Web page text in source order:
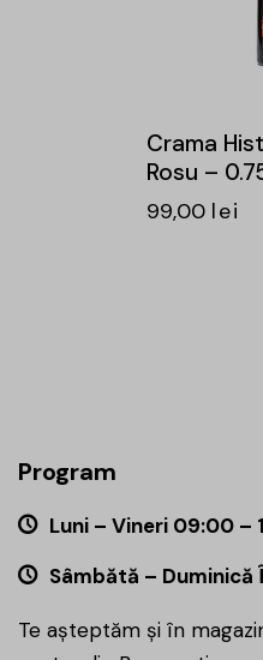
Crama
Rosu –
99,00 lei
Program
Luni – Vineri 09:00 –
Sâmbătă – Duminică
Te așteptăm și în